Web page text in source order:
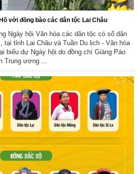
với đồng bào các dân tộc Lai Châu
Ngày hội Văn hóa các dân tộc có số dân
tỉnh Lai Châu và Tuần Du lịch - Văn hóa
biểu dự Ngày hội do đồng chí Giàng Páo
Trung ương ...